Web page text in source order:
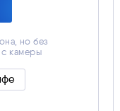
но без
камеры
с камеры